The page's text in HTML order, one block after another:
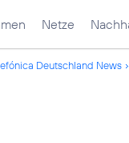
Netze
Deutschland News